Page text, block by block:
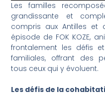
Les familles
grandissante et
compris aux Antilles
épisode de FOK KOZE,
frontalement les défis
familiales, offrant des
tous ceux qui y évoluent.
Les défis de la